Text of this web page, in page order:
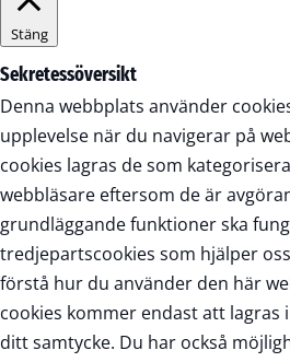
Stäng
Sekretessöversikt
Denna webbplats använder
upplevelse när du navigerar på
cookies lagras de som
webbläsare eftersom de är
grundläggande funktioner ska
tredjepartscookies som hjälper
förstå hur du använder den här
cookies kommer endast att lagras
ditt samtycke. Du har också